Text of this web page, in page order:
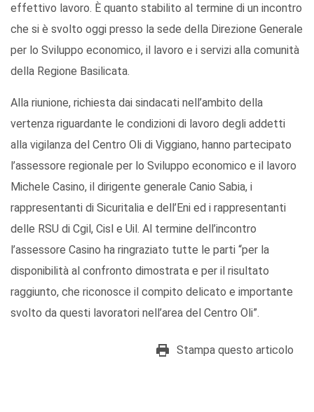
effettivo lavoro. È quanto stabilito al termine di un incontro
che si è svolto oggi presso la sede della Direzione Generale
per lo Sviluppo economico, il lavoro e i servizi alla comunità
della Regione Basilicata.
Alla riunione, richiesta dai sindacati nell’ambito della
vertenza riguardante le condizioni di lavoro degli addetti
alla vigilanza del Centro Oli di Viggiano, hanno partecipato
l’assessore regionale per lo Sviluppo economico e il lavoro
Michele Casino, il dirigente generale Canio Sabia, i
rappresentanti di Sicuritalia e dell’Eni ed i rappresentanti
delle RSU di Cgil, Cisl e Uil. Al termine dell’incontro
l’assessore Casino ha ringraziato tutte le parti “per la
disponibilità al confronto dimostrata e per il risultato
raggiunto, che riconosce il compito delicato e importante
svolto da questi lavoratori nell’area del Centro Oli”.
Stampa questo articolo